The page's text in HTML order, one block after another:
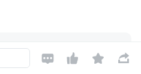
关注
   